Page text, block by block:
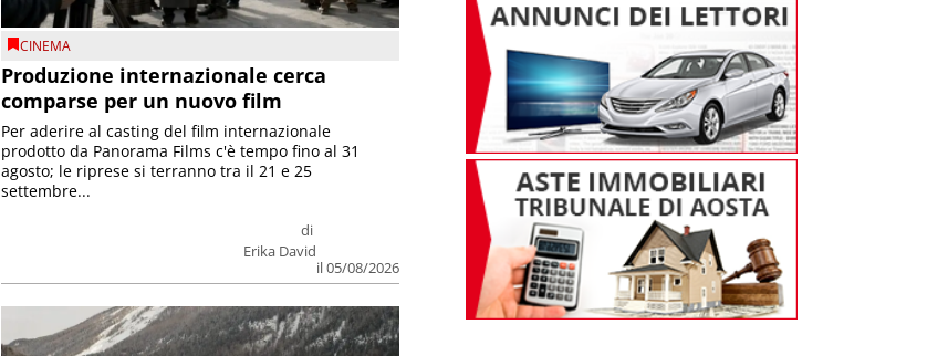
CINEMA
Produzione internazionale cerca
comparse per un nuovo film
di
Erika David
il 05/08/2026
Per aderire al casting del film internazionale
prodotto da Panorama Films c'è tempo fino al 31
agosto; le riprese si terranno tra il 21 e 25
settembre...